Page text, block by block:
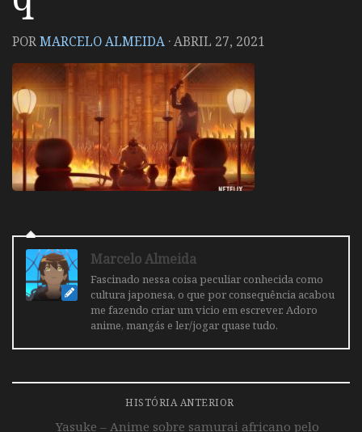
PORMARCELO ALMEIDA ·ABRIL 27, 2021
Marcelo Almeida
Fascinado nessa coisa peculiar conhecida como
cultura japonesa, o que por consequência acabou
me fazendo criar um vicio em escrever. Adoro
anime, mangás e ler/jogar quase tudo.
HISTÓRIA ANTERIOR
Yasuke – Anime sobre samurai africano pelo